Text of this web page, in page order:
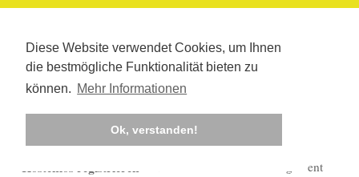
Diese Website verwendet Cookies, um Ihnen
die bestmögliche Funktionalität bieten zu
können. Mehr Informationen
Ok, verstanden!
Kostenlos registrieren
Corona-Management